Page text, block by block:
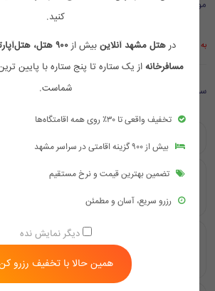
موقعیت مکانی
به علت قطع اینترنت بین الملل موقتا موقعیت مکانی در گوگل
سوالات متداول
واحدهای اقامتی هتل آپارتمان کهربا
هستند؟
آیا هتل آپارتمان کهربا برای اقامت‌های
کنید.
درهتل مشهد آنلاین بیش از
۹۰۰ هتل،
مسافرخانه از یک ستاره تا پنج ستاره با پایین
شماست.
تخفیف واقعی تا ۳۰٪ روی همه اقامتگاه‌ها
بیش از ۹۰۰ گزینه اقامتی در سراسر مشهد
تضمین بهترین قیمت و نرخ مستقیم
رزرو سریع، آسان و مطمئن
دیگر نمایش نده
همین حالا با تخفیف رزرو